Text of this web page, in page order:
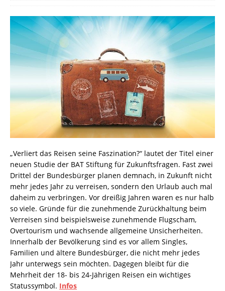
„Verliert das Reisen seine Faszination?“ lautet der Titel einer
neuen Studie der BAT Stiftung für Zukunftsfragen. Fast zwei
Drittel der Bundesbürger planen demnach, in Zukunft nicht
mehr jedes Jahr zu verreisen, sondern den Urlaub auch mal
daheim zu verbringen. Vor dreißig Jahren waren es nur halb
so viele. Gründe für die zunehmende Zurückhaltung beim
Verreisen sind beispielsweise zunehmende Flugscham,
Overtourism und wachsende allgemeine Unsicherheiten.
Innerhalb der Bevölkerung sind es vor allem Singles,
Familien und ältere Bundesbürger, die nicht mehr jedes
Jahr unterwegs sein möchten. Dagegen bleibt für die
Mehrheit der 18- bis 24-Jährigen Reisen ein wichtiges
Statussymbol. Infos